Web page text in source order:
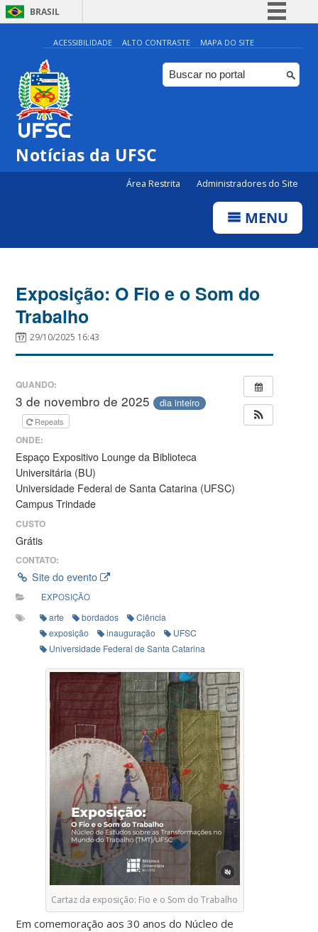
BRASIL
Simplifique!
Comunica BR
Participe
ACESSIBILIDADE ALTO CONTRASTE MAPA DO SITE
Notícias da UFSC
Área Restrita Administradores do Site
MENU
Exposição: O Fio e o Som do
Trabalho
29/10/2025 16:43
QUANDO:
3 de novembro de 2025 dia inteiro
Repeats
ONDE:
Espaço Expositivo Lounge da Biblioteca
Universitária (BU)
Universidade Federal de Santa Catarina (UFSC)
Campus Trindade
CUSTO
Grátis
CONTATO:
Site do evento
EXPOSIÇÃO
arte bordados
Ciência
exposição
inauguração
UFSC
Universidade Federal de Santa Catarina
Cartaz da exposição: Fio e o Som do Trabalho
Em comemoração aos 30 anos do Núcleo de